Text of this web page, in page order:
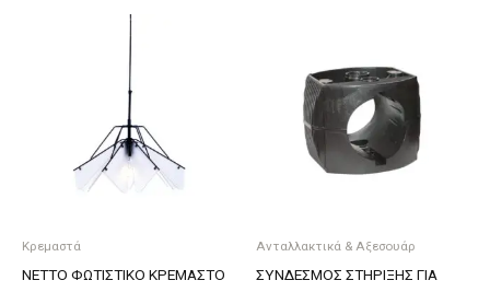
Κρεμαστά
NETTO ΦΩΤΙΣΤΙΚΟ ΚΡΕΜΑΣΤΟ
Ανταλλακτικά & Αξεσουάρ
ΣΥΝΔΕΣΜΟΣ ΣΤΗΡΙΞΗΣ ΓΙΑ